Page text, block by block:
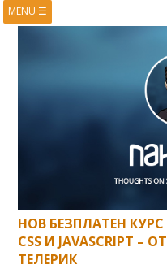
MENU ☰
НОВ БЕЗПЛАТЕН
CSS И JAVASCRIPT
ТЕЛЕРИК